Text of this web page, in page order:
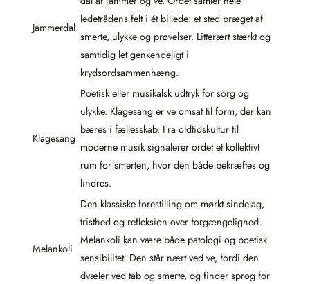
Jammerdal
ledetrådens felt i ét billede: et sted præget af
smerte, ulykke og prøvelser. Litterært stærkt og
samtidig let genkendeligt i
krydsordsammenhæng.
Klagesang
Poetisk eller musikalsk udtryk for sorg og
ulykke. Klagesang er ve omsat til form, der kan
bæres i fællesskab. Fra oldtidskultur til
moderne musik signalerer ordet et kollektivt
rum for smerten, hvor den både bekræftes og
lindres.
Melankoli
Den klassiske forestilling om mørkt sindelag,
tristhed og refleksion over forgængelighed.
Melankoli kan være både patologi og poetisk
sensibilitet. Den står nært ved ve, fordi den
dvæler ved tab og smerte, og finder sprog for